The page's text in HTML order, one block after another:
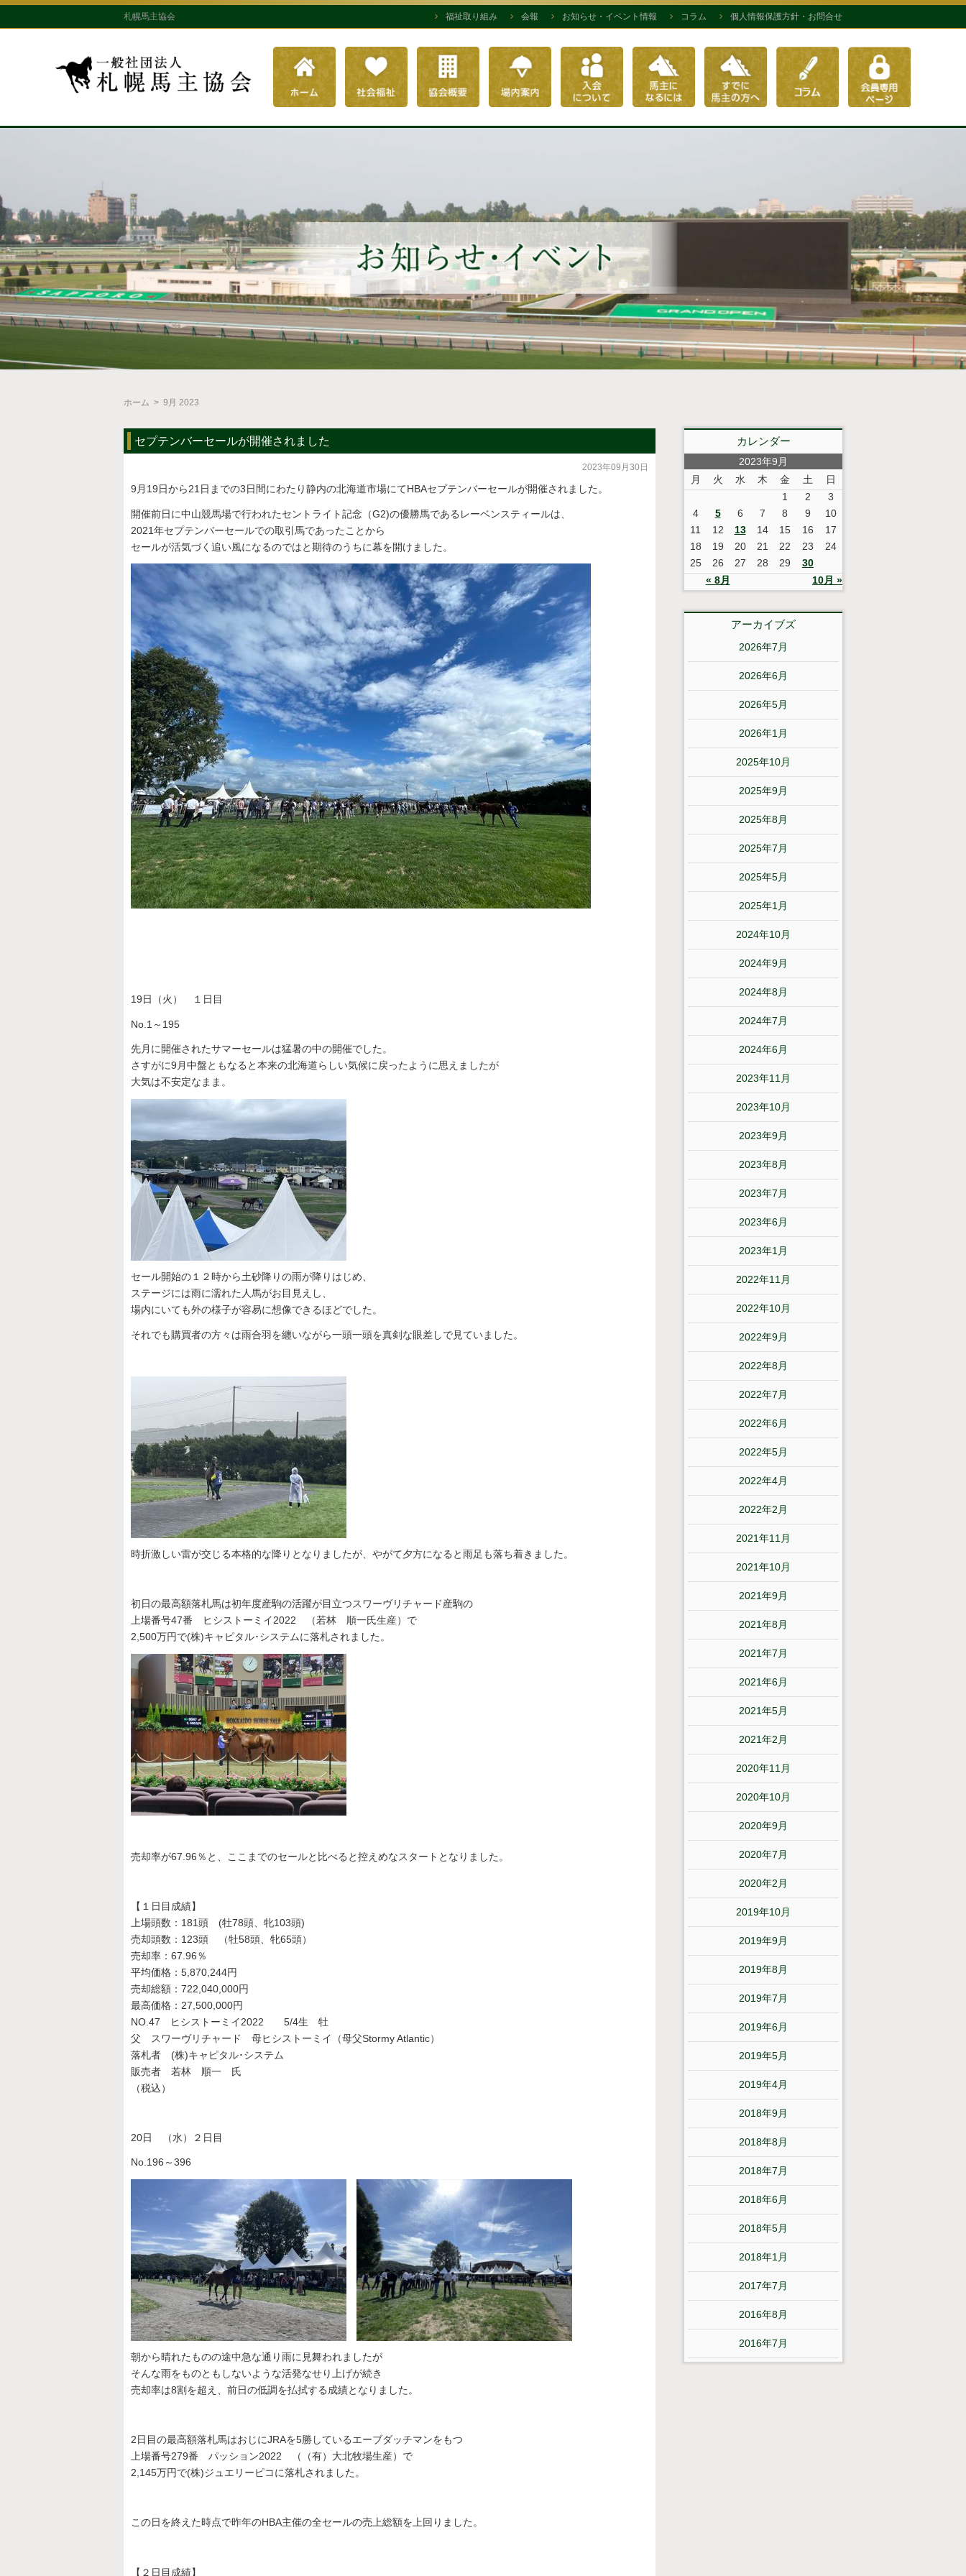
札幌馬主協会 福祉取り組み 会報 お知らせ・イベント情報 コラム 個人情報保護方針・お問合せ
ホーム > 9月 2023
セプテンバーセールが開催されました
2023年09月30日
9月19日から21日までの3日間にわたり静内の北海道市場にてHBAセプテンバーセールが開催されました。
開催前日に中山競馬場で行われたセントライト記念（G2)の優勝馬であるレーベンスティールは、
2021年セプテンバーセールでの取引馬であったことから
セールが活気づく追い風になるのではと期待のうちに幕を開けました。
19日（火） １日目
No.1～195
先月に開催されたサマーセールは猛暑の中の開催でした。
さすがに9月中盤ともなると本来の北海道らしい気候に戻ったように思えましたが
大気は不安定なまま。
セール開始の１２時から土砂降りの雨が降りはじめ、
ステージには雨に濡れた人馬がお目見えし、
場内にいても外の様子が容易に想像できるほどでした。
それでも購買者の方々は雨合羽を纏いながら一頭一頭を真剣な眼差しで見ていました。
時折激しい雷が交じる本格的な降りとなりましたが、やがて夕方になると雨足も落ち着きました。
初日の最高額落札馬は初年度産駒の活躍が目立つスワーヴリチャード産駒の
上場番号47番 ヒシストーミイ2022 （若林 順一氏生産）で
2,500万円で(株)キャピタル･システムに落札されました。
売却率が67.96％と、ここまでのセールと比べると控えめなスタートとなりました。
【１日目成績】
上場頭数：181頭 (牡78頭、牝103頭)
売却頭数：123頭 （牡58頭、牝65頭）
売却率：67.96％
平均価格：5,870,244円
売却総額：722,040,000円
最高価格：27,500,000円
NO.47 ヒシストーミイ2022 5/4生 牡
父 スワーヴリチャード 母ヒシストーミイ（母父Stormy Atlantic）
落札者 (株)キャピタル･システム
販売者 若林 順一 氏
（税込）
20日 （水）２日目
No.196～396
朝から晴れたものの途中急な通り雨に見舞われましたが
そんな雨をものともしないような活発なせり上げが続き
売却率は8割を超え、前日の低調を払拭する成績となりました。
2日目の最高額落札馬はおじにJRAを5勝しているエーブダッチマンをもつ
上場番号279番 パッション2022 （（有）大北牧場生産）で
2,145万円で(株)ジュエリーピコに落札されました。
この日を終えた時点で昨年のHBA主催の全セールの売上総額を上回りました。
【２日目成績】
カレンダー
2023年9月
月
火 水 木 金 土 日
« 8月 10月 »
1 2
3
4
5 6 7 8 9
10
11
12 13 14 15 16
17
18
19 20 21 22 23
24
25
26 27 28 29 30
アーカイブズ
2026年7月
2026年6月
2026年5月
2026年1月
2025年10月
2025年9月
2025年8月
2025年7月
2025年5月
2025年1月
2024年10月
2024年9月
2024年8月
2024年7月
2024年6月
2023年11月
2023年10月
2023年9月
2023年8月
2023年7月
2023年6月
2023年1月
2022年11月
2022年10月
2022年9月
2022年8月
2022年7月
2022年6月
2022年5月
2022年4月
2022年2月
2021年11月
2021年10月
2021年9月
2021年8月
2021年7月
2021年6月
2021年5月
2021年2月
2020年11月
2020年10月
2020年9月
2020年7月
2020年2月
2019年10月
2019年9月
2019年8月
2019年7月
2019年6月
2019年5月
2019年4月
2018年9月
2018年8月
2018年7月
2018年6月
2018年5月
2018年1月
2017年7月
2016年8月
2016年7月